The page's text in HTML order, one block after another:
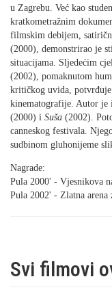
u Zagrebu. Već kao
kratkometražnim
filmskim debijem,
(2000), demonstrirao je
situacijama. Sljedećim
(2002), pomaknutom
kritičkog uvida, potvrđuje
kinematografije. Autor
(2000) i Suša (2002).
canneskog festivala.
sudbinom gluhonijeme
Nagrade:
Pula 2000' - Vjesnikova
Pula 2002' - Zlatna
Svi filmovi